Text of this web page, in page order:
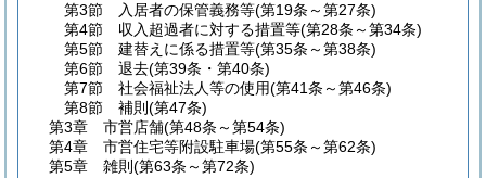
第3節
入居者の保管義務等(第19条～第27条)
第4節
収入超過者に対する措置等(第28条～第34条)
第5節
建替えに係る措置等(第35条～第38条)
第6節
退去(第39条・第40条)
第7節
社会福祉法人等の使用(第41条～第46条)
第8節
補則 (第47条)
第3章
市営店舗(第48条～第54条)
第4章
市営住宅等附設駐車場(第55条～第62条)
第5章
雑則 (第63条～第72条)